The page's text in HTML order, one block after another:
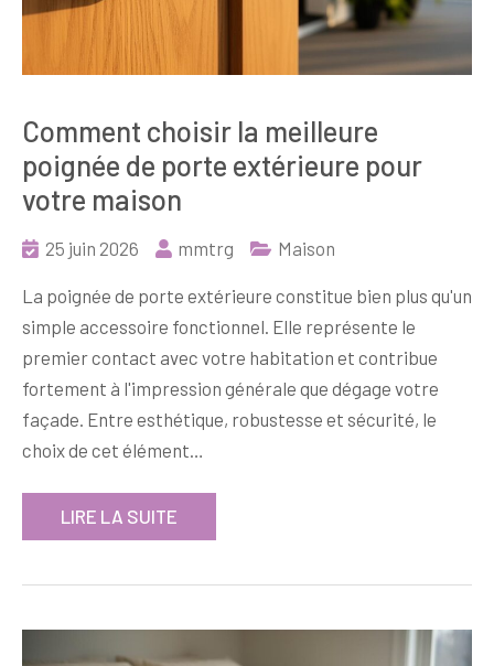
Comment choisir la meilleure
poignée de porte extérieure pour
votre maison
25 juin 2026 mmtrg Maison
La poignée de porte extérieure constitue bien plus qu'un
simple accessoire fonctionnel. Elle représente le
premier contact avec votre habitation et contribue
fortement à l'impression générale que dégage votre
façade. Entre esthétique, robustesse et sécurité, le
choix de cet élément…
LIRE LA SUITE